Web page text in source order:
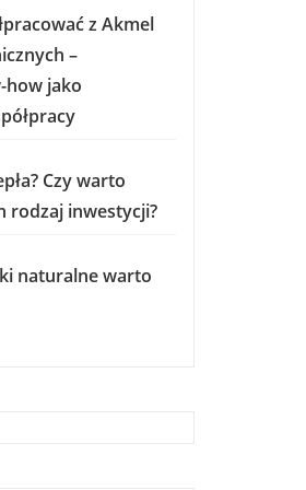
z Akmel
–
how jako
Czy warto
rodzaj inwestycji?
naturalne warto